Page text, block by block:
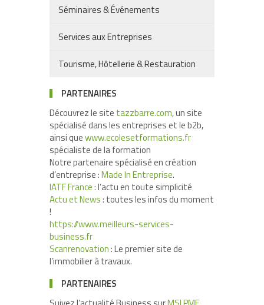
Séminaires & Événements
Services aux Entreprises
Tourisme, Hôtellerie & Restauration
PARTENAIRES
Découvrez le site tazzbarre.com, un site
spécialisé dans les entreprises et le b2b,
ainsi quewww.ecolesetformations.fr
spécialiste de la formation
Notre partenaire spécialisé en création
d’entreprise :Made In Entreprise.
IATF France: l’actu en toute simplicité
Actu et News: toutes les infos du moment
!
https://www.meilleurs-services-
business.fr
Scanrenovation: Le premier site de
l’immobilier à travaux.
PARTENAIRES